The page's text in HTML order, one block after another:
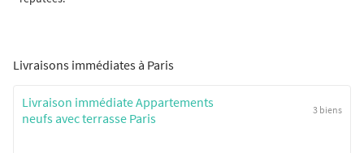
Livraisons immédiates à Paris
Livraison immédiate Appartements
neufs avec terrasse Paris
3 biens